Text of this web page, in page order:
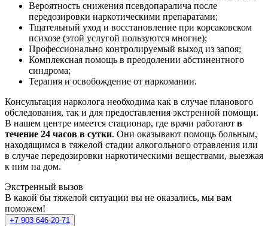
Вероятность снижения псевдопаралича после
передозировки наркотическими препаратами;
Тщательный уход и восстановление при корсаковском
психозе (этой услугой пользуются многие);
Профессионально контролируемый выход из запоя;
Комплексная помощь в преодолении абстинентного
синдрома;
Терапия и освобождение от наркомании.
Консультация нарколога необходима как в случае планового
обследования, так и для предоставления экстренной помощи.
В нашем центре имеется стационар, где врачи работают в
течение 24 часов в сутки. Они оказывают помощь больным,
находящимся в тяжелой стадии алкогольного отравления или
в случае передозировки наркотическими веществами, выезжая
к ним на дом.
Экстренный вызов
В какой бы тяжелой ситуации вы не оказались, мы вам
поможем!
+7 903 646-20-71